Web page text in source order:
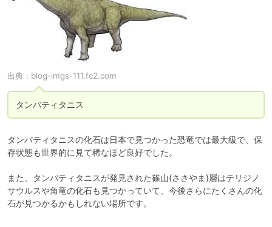
出典： blog-imgs-111.fc2.com
タンバティタニス
タンバティタニスの化石は日本で見つかった恐竜では最大級で、保
存状態も世界的に見て稀なほど良好でした。
また、タンバティタニスが発見された篠山(ささやま)層はテリジノ
サウルスや角竜の化石も見つかっていて、今後さらにたくさんの化
石が見つかるかもしれない場所です。